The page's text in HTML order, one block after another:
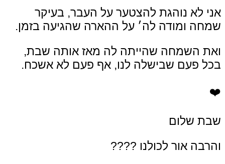
אני לא נוהגת להצטער על העבר, בעיקר
שמחה ומודה לה׳ על ההארה שהגיעה בזמן.
ואת השמחה שהייתה לה מאז אותה שבת,
בכל פעם שבישלה לנו, אף פעם לא אשכח.
❤️
שבת שלום
והרבה אור לכולנו ????